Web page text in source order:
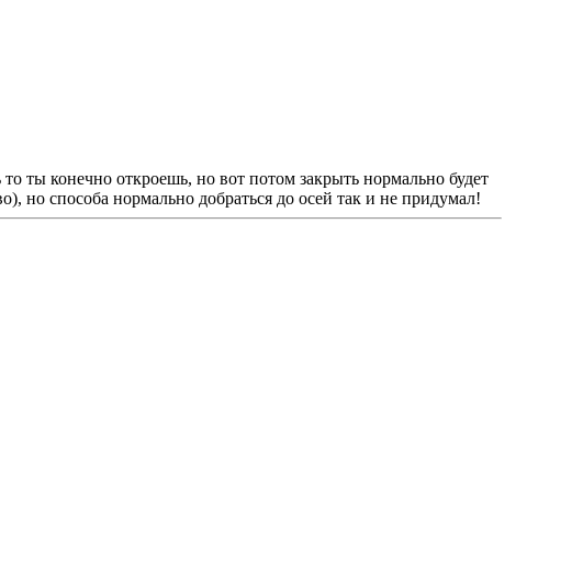
ты конечно откроешь, но вот потом закрыть нормально будет
но способа нормально добраться до осей так и не придумал!